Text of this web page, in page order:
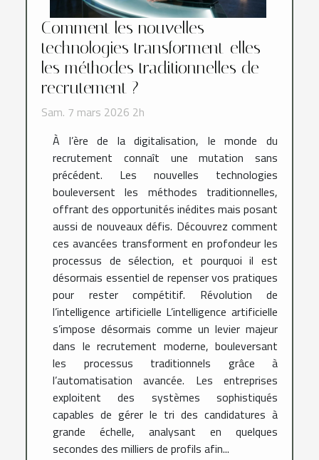
Comment les nouvelles
technologies transforment-elles
les méthodes traditionnelles de
recrutement ?
Sam. 7 mars 2026 2h
À l’ère de la digitalisation, le monde du
recrutement connaît une mutation sans
précédent. Les nouvelles technologies
bouleversent les méthodes traditionnelles,
offrant des opportunités inédites mais posant
aussi de nouveaux défis. Découvrez comment
ces avancées transforment en profondeur les
processus de sélection, et pourquoi il est
désormais essentiel de repenser vos pratiques
pour rester compétitif. Révolution de
l’intelligence artificielle L’intelligence artificielle
s’impose désormais comme un levier majeur
dans le recrutement moderne, bouleversant
les processus traditionnels grâce à
l’automatisation avancée. Les entreprises
exploitent des systèmes sophistiqués
capables de gérer le tri des candidatures à
grande échelle, analysant en quelques
secondes des milliers de profils afin...